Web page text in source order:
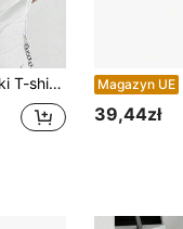
letniego napoju limonka i mięta, okrągły dekolt, krótki rękaw, casualowa koszulka wakacyjna Magazyn UE
39,44zł